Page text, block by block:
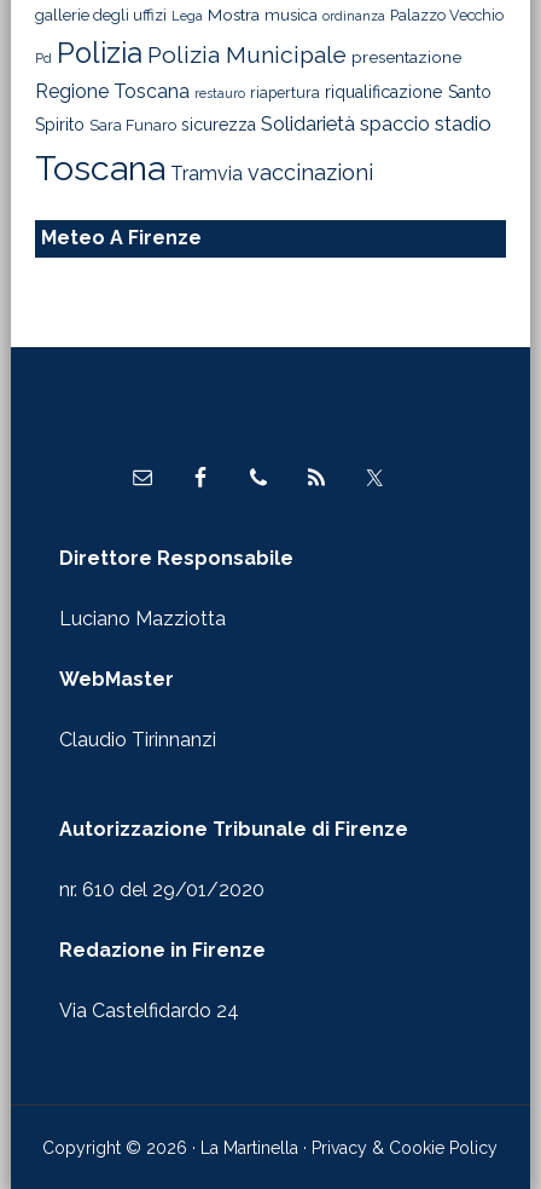
gallerie degli uffizi Lega Mostra musica ordinanza Palazzo Vecchio
Pd Polizia Polizia Municipale presentazione
Regione Toscana restauro riapertura riqualificazione Santo
Spirito Sara Funaro sicurezza Solidarietà spaccio stadio
Toscana Tramvia vaccinazioni
Meteo A Firenze
Direttore Responsabile
Luciano Mazziotta
WebMaster
Claudio Tirinnanzi
Autorizzazione Tribunale di Firenze
nr. 610 del 29/01/2020
Redazione in Firenze
Via Castelfidardo 24
Copyright © 2026 · La Martinella · Privacy & Cookie Policy